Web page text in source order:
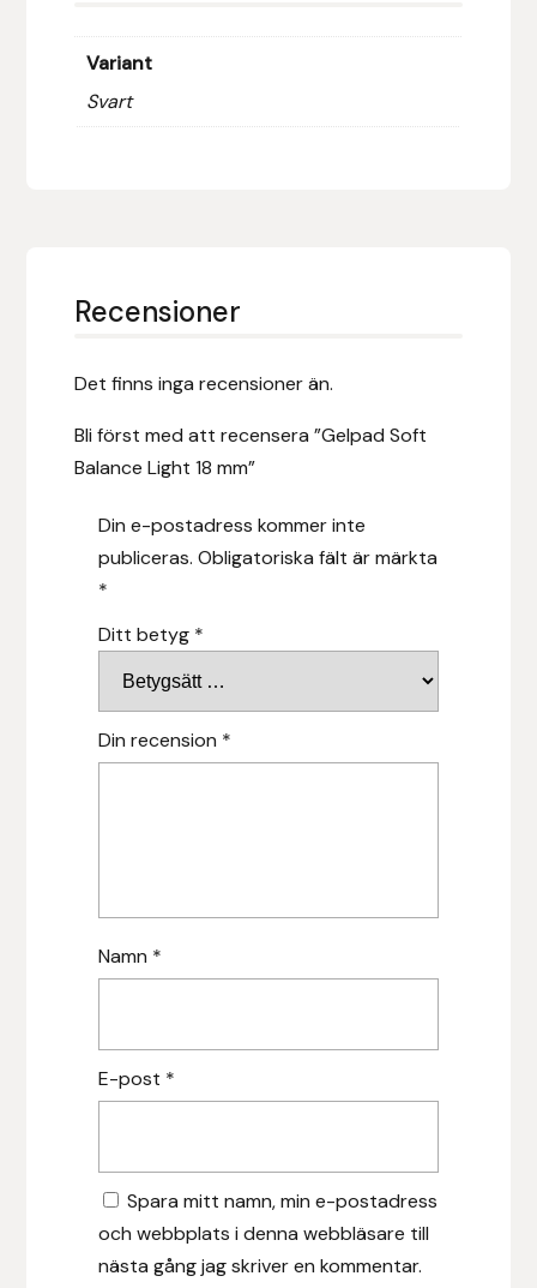
Variant
Svart
Recensioner
Det finns inga recensioner än.
Bli först med att recensera ”Gelpad Soft
Balance Light 18 mm”
Din e-postadress kommer inte
publiceras. Obligatoriska fält är märkta
*
Ditt betyg *
Din recension *
Namn *
E-post *
Spara mitt namn, min e-postadress
och webbplats i denna webbläsare till
nästa gång jag skriver en kommentar.
Globus Sport
Horse Guard
Iceland Pet
Islandshästspecialisten
Källquist Equestrian
Karlslund
Klisterdekaler.se
Ky Rotary Bit